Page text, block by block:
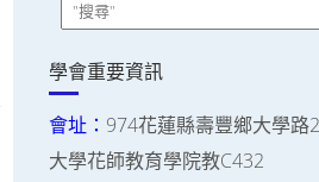
學會重要資訊
會址： 974花蓮縣壽豐鄉大學路
大學花師教育學院教C432